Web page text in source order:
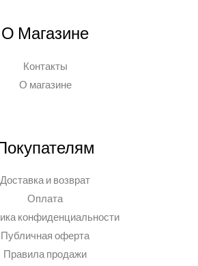
О Магазине
Контакты
О магазине
Доставка и возврат
Оплата
конфиденциальности
Публичная оферта
Правила продажи